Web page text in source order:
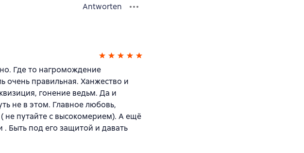
Antworten
Где то нагромождение
очень правильная. Ханжество и
гонение ведьм. Да и
не в этом. Главное любовь,
не путайте с высокомерием). А ещё
. Быть под его защитой и давать